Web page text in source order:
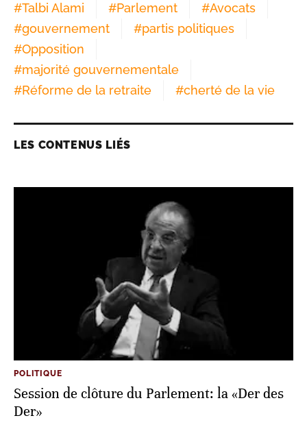
#Talbi Alami #Parlement #Avocats
#gouvernement #partis politiques
#Opposition
#majorité gouvernementale
#Réforme de la retraite #cherté de la vie
LES CONTENUS LIÉS
POLITIQUE
Session de clôture du Parlement: la «Der des
Der»